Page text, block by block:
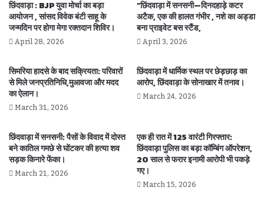
छिंदवाड़ा : BJP युवा मोर्चा का बड़ा
आयोजन , सांसद विवेक बंटी साहू के
जन्मदिन पर होगा मेगा रक्तदान शिविर।
April 28, 2026
“छिंदवाड़ा में सनसनी—दिनदहाड़े कटर
अटैक, एक की हालत गंभीर , नशे का अड्डा
बना प्राइवेट बस स्टैंड,
April 3, 2026
सिमरिया हादसे के बाद सक्रियता: परिवारों
से मिले जनप्रतिनिधि,मुआवजा और मदद
का ऐलान।
March 31, 2026
छिंदवाड़ा में धार्मिक स्थल पर छेड़छाड़ का
आरोप, छिंदवाड़ा के सोनाखार में तनाव।
March 24, 2026
छिंदवाड़ा में सनसनी: पैसों के विवाद में दोस्त
बने कातिल गमछे से घोंटकर की हत्या शव
सड़क किनारे फेंका।
March 21, 2026
एक ही रात में 125 वारंटी गिरफ्तार:
छिंदवाड़ा पुलिस का बड़ा कॉम्बिंग ऑपरेशन,
20 साल से फरार इनामी आरोपी भी पकड़े
गए।
March 15, 2026